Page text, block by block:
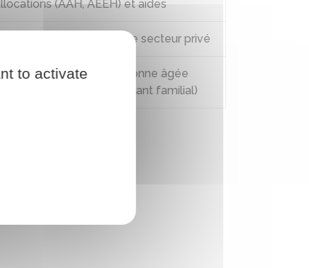
(AAH, AEEH) et aides
Handicap et emploi dans le secteur privé
familial d'une personne âgée
et/ou handicapée (accueillant familial)
to activate